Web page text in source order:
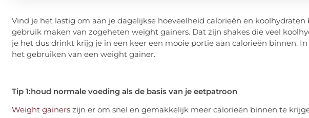
Vind je het lastig om aan je dagelijkse hoeveelheid calorieën en
gebruik maken van zogeheten weight gainers. Dat zijn shakes die veel
je het dus drinkt krijg je in een keer een mooie portie aan calorieën binnen.
het gebruiken van een weight gainer.
Tip 1:houd normale voeding als de basis van je eetpatroon
Weight gainers zijn er om snel en gemakkelijk meer calorieën binnen te